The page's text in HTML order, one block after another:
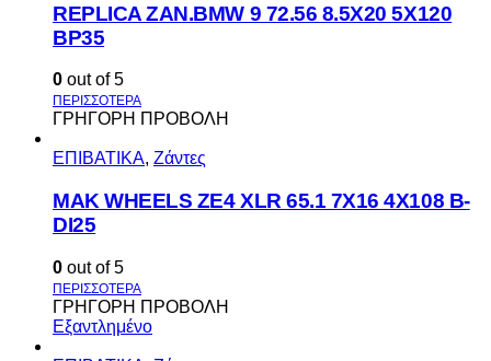
REPLICA ZAN.BMW 9 72.56 8.5X20 5X120
BP35
0 out of 5
ΓΡΗΓΟΡΗ ΠΡΟΒΟΛΗ
ΕΠΙΒΑΤΙΚΑ, Ζάντες
MAK WHEELS ΖΕ4 XLR 65.1 7Χ16 4Χ108 Β-
DI25
0 out of 5
ΓΡΗΓΟΡΗ ΠΡΟΒΟΛΗ
Εξαντλημένο